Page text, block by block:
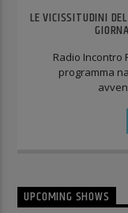
LE VICISSITUDINI
Radio Incontro
programma
UPCOMING SHOWS